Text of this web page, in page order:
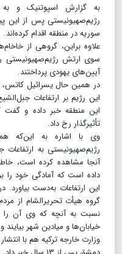
به گزارش اسپوتنیک و به
رژیم‌صهیونیستی پس از این
سوریه در منطقه اقدام کرده‌اند.
علاوه براین، گروهی از
سوی ارتش رژیم‌صهیونیستی
آیین‌های یهودی پرداختند.
در همین حال یسرائیل کاتس،
این منطقه خبر داده و
تأثیرگذار رخ داد.
وی با اشاره به این‌که
رژیم‌صهیونیستی به
آنجا مشاهده کرده است،
داده است که آمادگی خود را
این ارتفاعات به‌دست
گروه هیأت تحریرالشام از
نسبت به آنچه که وی آن را
خیابان‌ها و میادین شهر
وزارت خارجه ترکیه هم با